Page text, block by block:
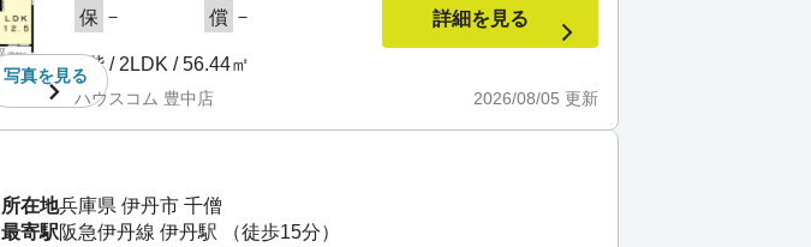
写真を見る
保 － 償 －
2階 / 2LDK / 56.44㎡
2026/08/05 更新
ハウスコム 豊中店
詳細を見る
所在地兵庫県 伊丹市 千僧
最寄駅阪急伊丹線 伊丹駅 （徒歩15分）